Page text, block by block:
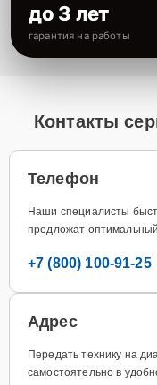
до 3 лет
гарантия на работы
Контакты
Телефон
Наши специалисты
предложат
+7 (800) 100-91-25
Адрес
Передать технику на
самостоятельно в